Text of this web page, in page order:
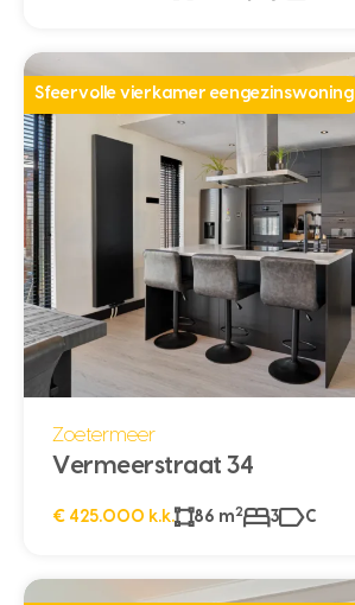
Sfeervolle vierkamer eengezinswoning
Zoetermeer
Vermeerstraat 34
€ 425.000 k.k. 86 m2 3 C